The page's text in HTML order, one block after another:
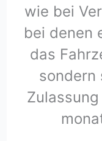
wie bei
bei denen
das
sondern